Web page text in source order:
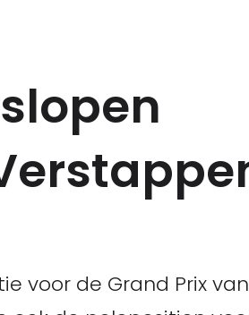
voor de Grand Prix